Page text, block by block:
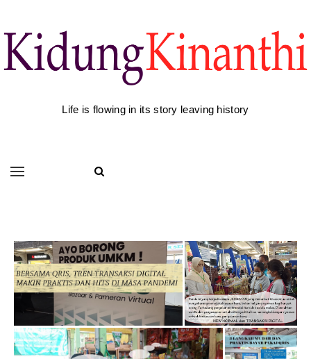
Life is flowing in its story leaving history